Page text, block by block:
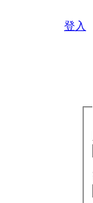
登入